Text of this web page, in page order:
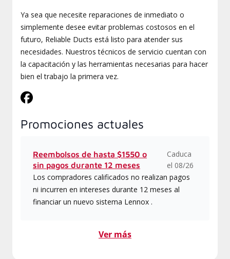
Ya sea que necesite reparaciones de inmediato o
simplemente desee evitar problemas costosos en el
futuro, Reliable Ducts está listo para atender sus
necesidades. Nuestros técnicos de servicio cuentan con
la capacitación y las herramientas necesarias para hacer
bien el trabajo la primera vez.
Promociones actuales
Reembolsos de hasta $1550 o
sin pagos durante 12 meses
Caduca
el 08/26
Los compradores calificados no realizan pagos
ni incurren en intereses durante 12 meses al
financiar un nuevo sistema Lennox .
Ver más